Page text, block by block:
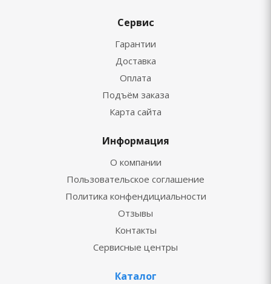
Сервис
Гарантии
Доставка
Оплата
Подъём заказа
Карта сайта
Информация
О компании
Пользовательское соглашение
Политика конфендициальности
Отзывы
Контакты
Сервисные центры
Каталог